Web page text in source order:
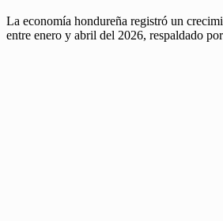
La economía hondureña registró un
entre enero y abril del 2026, respaldado